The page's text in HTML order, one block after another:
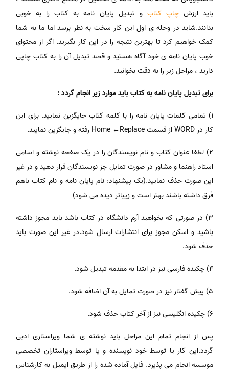
باید ارزشچاپ کتاب و تبدیل پایان نامه به کتاب را به خوبی
بدانند.شاید در وحله ی اول این کار سخت به نظر برسد اما ما به شما
کمک خواهیم کرد تا بهترین نتیجه را در این کار بگیرید. اگر از محتوای
خوب پایان نامه ی خود آگاه هستید و قصد تبدیل آن را به کتاب چاپی
دارید ، مراحل زیر را به دقت بخوانید.
برای تبدیل پایان نامه به کتاب باید موارد زیر انجام گردد :
1) تمامی کلمات پایان نامه را با کلمه کتاب جایگزین نمایید. برای این
کار در WORD از قسمت Home ←Replace رفته و جایگزین نمایید.
2) لطفا عنوان کتاب و نام نویسندگان را در یک صفحه نوشته و اسامی
استاد راهنما و مشاور در صورت تمایل جز نویسندگان قرار دهید و در غیر
این صورت حذف نمایید.(یک پیشنهاد: نام پایان نامه و نام کتاب باهم
فرق داشته باشند بهتر است و زیباتر دیده می ‌شود)
3) در صورتی که بخواهید آرم دانشگاه در کتاب باشد باید مجوز داشته
باشید و اسکن مجوز برای انتشارات ارسال شود.در غیر این صورت باید
حذف شود.
4) چکیده فارسی نیز در ابتدا به مقدمه تبدیل شود.
5) پیش گفتار نیز در صورت تمایل به آن اضافه شود.
6) چکیده انگلیسی نیز از آخر کتاب حذف شود.
پس از انجام تمام این مراحل باید نوشته ی شما ویراستاری ادبی
گردد.این کار یا توسط خود نویسنده و یا توسط ویراستاران تخصصی
موسسه انجام می پذیرد. فایل آماده شده را از طریق ایمیل به کارشناس